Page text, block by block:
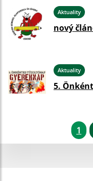
Aktuality
nový
Aktuality
5.
1